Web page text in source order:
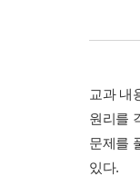
교과 내
원리를
문제를
있다.